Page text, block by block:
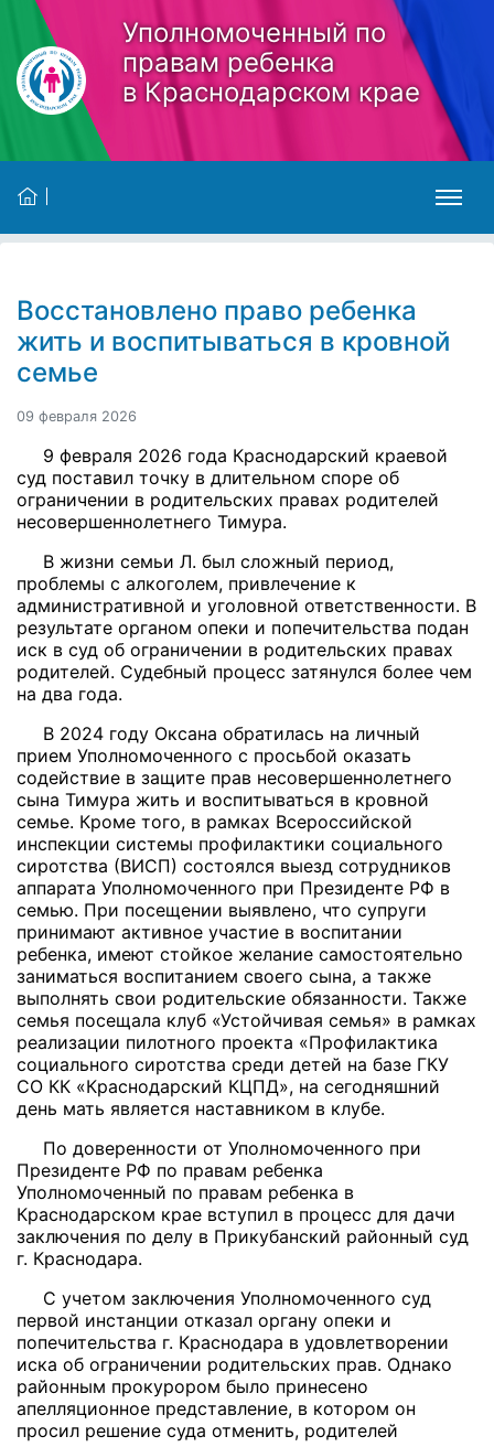
Skip to main content
Уполномоченный по
правам ребенка
в Краснодарском крае
Восстановлено право ребенка
жить и воспитываться в кровной
семье
09 февраля 2026
9 февраля 2026 года Краснодарский краевой
суд поставил точку в длительном споре об
ограничении в родительских правах родителей
несовершеннолетнего Тимура.
В жизни семьи Л. был сложный период,
проблемы с алкоголем, привлечение к
административной и уголовной ответственности. В
результате органом опеки и попечительства подан
иск в суд об ограничении в родительских правах
родителей. Судебный процесс затянулся более чем
на два года.
В 2024 году Оксана обратилась на личный
прием Уполномоченного с просьбой оказать
содействие в защите прав несовершеннолетнего
сына Тимура жить и воспитываться в кровной
семье. Кроме того, в рамках Всероссийской
инспекции системы профилактики социального
сиротства (ВИСП) состоялся выезд сотрудников
аппарата Уполномоченного при Президенте РФ в
семью. При посещении выявлено, что супруги
принимают активное участие в воспитании
ребенка, имеют стойкое желание самостоятельно
заниматься воспитанием своего сына, а также
выполнять свои родительские обязанности. Также
семья посещала клуб «Устойчивая семья» в рамках
реализации пилотного проекта «Профилактика
социального сиротства среди детей на базе ГКУ
СО КК «Краснодарский КЦПД», на сегодняшний
день мать является наставником в клубе.
По доверенности от Уполномоченного при
Президенте РФ по правам ребенка
Уполномоченный по правам ребенка в
Краснодарском крае вступил в процесс для дачи
заключения по делу в Прикубанский районный суд
г. Краснодара.
С учетом заключения Уполномоченного суд
первой инстанции отказал органу опеки и
попечительства г. Краснодара в удовлетворении
иска об ограничении родительских прав. Однако
районным прокурором было принесено
апелляционное представление, в котором он
просил решение суда отменить, родителей